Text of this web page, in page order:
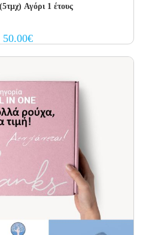
Αγόρι 1 έτους
50.00€